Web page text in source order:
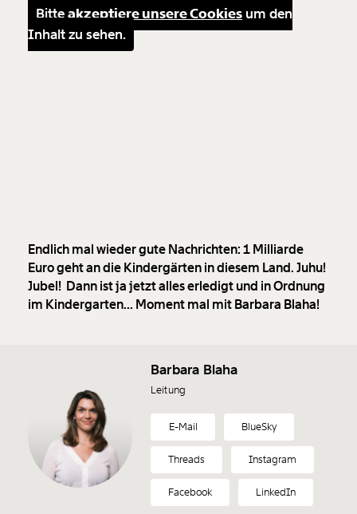
Bitteakzeptiere unsere Cookies um den
Inhalt zu sehen.
Endlich mal wieder gute Nachrichten: 1 Milliarde
Euro geht an die Kindergärten in diesem Land. Juhu!
Jubel! Dann ist ja jetzt alles erledigt und in Ordnung
im Kindergarten... Moment mal mit Barbara Blaha!
Barbara Blaha
Leitung
E-Mail BlueSky
Threads Instagram
Facebook LinkedIn